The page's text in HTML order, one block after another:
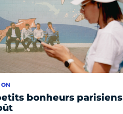
bonheurs parisiens